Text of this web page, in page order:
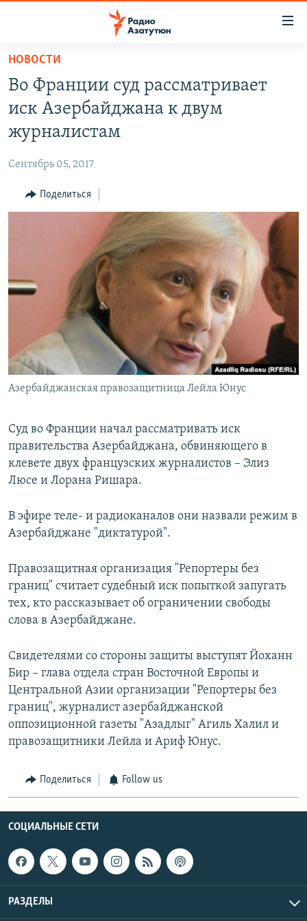
Перейти
основному
содержанию
основной
навигации
Перейти
НОВОСТИ
ПОЛИТИКА
ЭКОНОМИКА
РЕГИОН
НАГОРНЫЙ КАРАБАХ
АРХИВ
Հայերեն
English
Русский
НОВОСТИ
Во Франции суд рассматривает
иск Азербайджана к двум
журналистам
Сентябрь 05, 2017
Поделиться
Азербайджанская правозащитница Лейла Юнус
Суд во Франции начал рассматривать иск
правительства Азербайджана, обвиняющего в
клевете двух французских журналистов – Элиз
Люсе и Лорана Ришара.
В эфире теле- и радиоканалов они назвали режим в
Азербайджане "диктатурой".
Правозащитная организация "Репортеры без
границ" считает судебный иск попыткой запугать
тех, кто рассказывает об ограничении свободы
слова в Азербайджане.
Свидетелями со стороны защиты выступят Йоханн
Бир – глава отдела стран Восточной Европы и
Центральной Азии организации "Репортеры без
границ", журналист азербайджанской
оппозиционной газеты "Азадлыг" Агиль Халил и
правозащитники Лейла и Ариф Юнус.
Поделиться Follow us
СОЦИАЛЬНЫЕ СЕТИ
РАЗДЕЛЫ